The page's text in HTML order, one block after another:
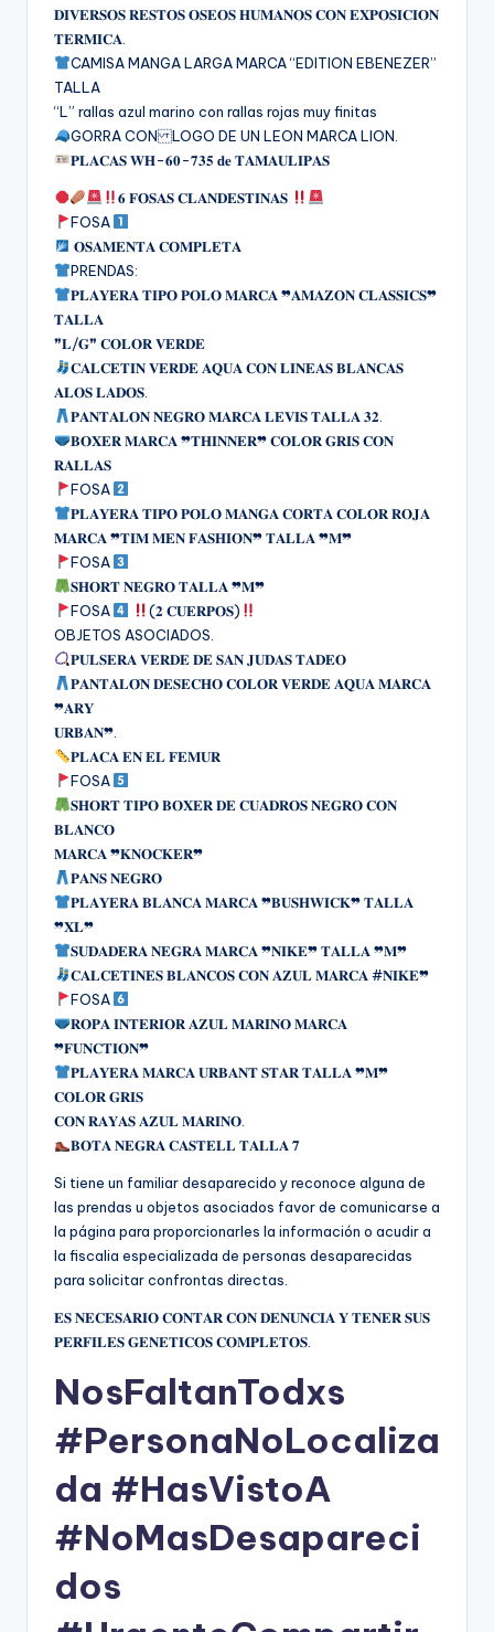
𝐃𝐈𝐕𝐄𝐑𝐒𝐎𝐒 𝐑𝐄𝐒𝐓𝐎𝐒 𝐎𝐒𝐄𝐎𝐒 𝐇𝐔𝐌𝐀𝐍𝐎𝐒 𝐂𝐎𝐍 𝐄𝐗𝐏𝐎𝐒𝐈𝐂𝐈𝐎𝐍
𝐓𝐄𝐑𝐌𝐈𝐂𝐀.
CAMISA MANGA LARGA MARCA “EDITION EBENEZER”
TALLA
“L” rallas azul marino con rallas rojas muy finitas
GORRA CON LOGO DE UN LEON MARCA LION.
𝐏𝐋𝐀𝐂𝐀𝐒 𝐖𝐇-𝟔𝟎-𝟕𝟑𝟓 𝐝𝐞 𝐓𝐀𝐌𝐀𝐔𝐋𝐈𝐏𝐀𝐒
𝟔 𝐅𝐎𝐒𝐀𝐒 𝐂𝐋𝐀𝐍𝐃𝐄𝐒𝐓𝐈𝐍𝐀𝐒
FOSA
𝐎𝐒𝐀𝐌𝐄𝐍𝐓𝐀 𝐂𝐎𝐌𝐏𝐋𝐄𝐓𝐀
PRENDAS:
𝐏𝐋𝐀𝐘𝐄𝐑𝐀 𝐓𝐈𝐏𝐎 𝐏𝐎𝐋𝐎 𝐌𝐀𝐑𝐂𝐀 ❞𝐀𝐌𝐀𝐙𝐎𝐍 𝐂𝐋𝐀𝐒𝐒𝐈𝐂𝐒❞
𝐓𝐀𝐋𝐋𝐀
❞𝐋/𝐆❞ 𝐂𝐎𝐋𝐎𝐑 𝐕𝐄𝐑𝐃𝐄
𝐂𝐀𝐋𝐂𝐄𝐓𝐈𝐍 𝐕𝐄𝐑𝐃𝐄 𝐀𝐐𝐔𝐀 𝐂𝐎𝐍 𝐋𝐈𝐍𝐄𝐀𝐒 𝐁𝐋𝐀𝐍𝐂𝐀𝐒
𝐀𝐋𝐎𝐒 𝐋𝐀𝐃𝐎𝐒.
𝐏𝐀𝐍𝐓𝐀𝐋𝐎𝐍 𝐍𝐄𝐆𝐑𝐎 𝐌𝐀𝐑𝐂𝐀 𝐋𝐄𝐕𝐈𝐒 𝐓𝐀𝐋𝐋𝐀 𝟑𝟐.
𝐁𝐎𝐗𝐄𝐑 𝐌𝐀𝐑𝐂𝐀 ❞𝐓𝐇𝐈𝐍𝐍𝐄𝐑❞ 𝐂𝐎𝐋𝐎𝐑 𝐆𝐑𝐈𝐒 𝐂𝐎𝐍
𝐑𝐀𝐋𝐋𝐀𝐒
FOSA
𝐏𝐋𝐀𝐘𝐄𝐑𝐀 𝐓𝐈𝐏𝐎 𝐏𝐎𝐋𝐎 𝐌𝐀𝐍𝐆𝐀 𝐂𝐎𝐑𝐓𝐀 𝐂𝐎𝐋𝐎𝐑 𝐑𝐎𝐉𝐀
𝐌𝐀𝐑𝐂𝐀 ❞𝐓𝐈𝐌 𝐌𝐄𝐍 𝐅𝐀𝐒𝐇𝐈𝐎𝐍❞ 𝐓𝐀𝐋𝐋𝐀 ❞𝐌❞
FOSA
𝐒𝐇𝐎𝐑𝐓 𝐍𝐄𝐆𝐑𝐎 𝐓𝐀𝐋𝐋𝐀 ❞𝐌❞
FOSA
(𝟐 𝐂𝐔𝐄𝐑𝐏𝐎𝐒)
OBJETOS ASOCIADOS.
𝐏𝐔𝐋𝐒𝐄𝐑𝐀 𝐕𝐄𝐑𝐃𝐄 𝐃𝐄 𝐒𝐀𝐍 𝐉𝐔𝐃𝐀𝐒 𝐓𝐀𝐃𝐄𝐎
𝐏𝐀𝐍𝐓𝐀𝐋𝐎́𝐍 𝐃𝐄𝐒𝐄𝐂𝐇𝐎 𝐂𝐎𝐋𝐎𝐑 𝐕𝐄𝐑𝐃𝐄 𝐀𝐐𝐔𝐀 𝐌𝐀𝐑𝐂𝐀
❞𝐀𝐑𝐘
𝐔𝐑𝐁𝐀𝐍❞.
𝐏𝐋𝐀𝐂𝐀 𝐄𝐍 𝐄𝐋 𝐅𝐄𝐌𝐔𝐑
FOSA
𝐒𝐇𝐎𝐑𝐓 𝐓𝐈𝐏𝐎 𝐁𝐎𝐗𝐄𝐑 𝐃𝐄 𝐂𝐔𝐀𝐃𝐑𝐎𝐒 𝐍𝐄𝐆𝐑𝐎 𝐂𝐎𝐍
𝐁𝐋𝐀𝐍𝐂𝐎
𝐌𝐀𝐑𝐂𝐀 ❞𝐊𝐍𝐎𝐂𝐊𝐄𝐑❞
𝐏𝐀𝐍𝐒 𝐍𝐄𝐆𝐑𝐎
𝐏𝐋𝐀𝐘𝐄𝐑𝐀 𝐁𝐋𝐀𝐍𝐂𝐀 𝐌𝐀𝐑𝐂𝐀 ❞𝐁𝐔𝐒𝐇𝐖𝐈𝐂𝐊❞ 𝐓𝐀𝐋𝐋𝐀
❞𝐗𝐋❞
𝐒𝐔𝐃𝐀𝐃𝐄𝐑𝐀 𝐍𝐄𝐆𝐑𝐀 𝐌𝐀𝐑𝐂𝐀 ❞𝐍𝐈𝐊𝐄❞ 𝐓𝐀𝐋𝐋𝐀 ❞𝐌❞
𝐂𝐀𝐋𝐂𝐄𝐓𝐈𝐍𝐄𝐒 𝐁𝐋𝐀𝐍𝐂𝐎𝐒 𝐂𝐎𝐍 𝐀𝐙𝐔𝐋 𝐌𝐀𝐑𝐂𝐀 #𝐍𝐈𝐊𝐄❞
FOSA
𝐑𝐎𝐏𝐀 𝐈𝐍𝐓𝐄𝐑𝐈𝐎𝐑 𝐀𝐙𝐔𝐋 𝐌𝐀𝐑𝐈𝐍𝐎 𝐌𝐀𝐑𝐂𝐀
❞𝐅𝐔𝐍𝐂𝐓𝐈𝐎𝐍❞
𝐏𝐋𝐀𝐘𝐄𝐑𝐀 𝐌𝐀𝐑𝐂𝐀 𝐔𝐑𝐁𝐀𝐍𝐓 𝐒𝐓𝐀𝐑 𝐓𝐀𝐋𝐋𝐀 ❞𝐌❞
𝐂𝐎𝐋𝐎𝐑 𝐆𝐑𝐈𝐒
𝐂𝐎𝐍 𝐑𝐀𝐘𝐀𝐒 𝐀𝐙𝐔𝐋 𝐌𝐀𝐑𝐈𝐍𝐎.
𝐁𝐎𝐓𝐀 𝐍𝐄𝐆𝐑𝐀 𝐂𝐀𝐒𝐓𝐄𝐋𝐋 𝐓𝐀𝐋𝐋𝐀 𝟕
Si tiene un familiar desaparecido y reconoce alguna de
las prendas u objetos asociados favor de comunicarse a
la página para proporcionarles la información o acudir a
la fiscalia especializada de personas desaparecidas
para solicitar confrontas directas.
𝐄𝐒 𝐍𝐄𝐂𝐄𝐒𝐀𝐑𝐈𝐎 𝐂𝐎𝐍𝐓𝐀𝐑 𝐂𝐎𝐍 𝐃𝐄𝐍𝐔𝐍𝐂𝐈𝐀 𝐘 𝐓𝐄𝐍𝐄𝐑 𝐒𝐔𝐒
𝐏𝐄𝐑𝐅𝐈𝐋𝐄𝐒 𝐆𝐄𝐍𝐄𝐓𝐈𝐂𝐎𝐒 𝐂𝐎𝐌𝐏𝐋𝐄𝐓𝐎𝐒.
NosFaltanTodxs
#PersonaNoLocaliza
da #HasVistoA
#NoMasDesapareci
dos